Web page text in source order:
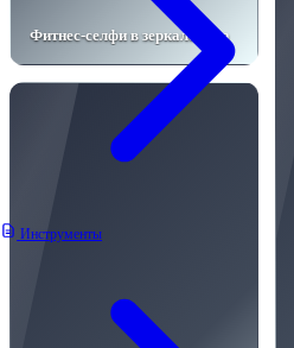
Инструменты
Фитнес-селфи в зеркале зала